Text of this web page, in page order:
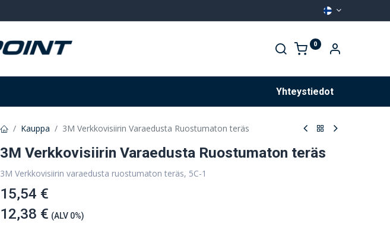
0
Yhteystiedot
Kauppa 3M Verkkovisiirin Varaedusta Ruostumaton teräs
3M Verkkovisiirin Varaedusta Ruostumaton teräs
3M Verkkovisiirin varaedusta ruostumaton teräs, 5C-1
15,54 €
12,38 € (ALV 0%)